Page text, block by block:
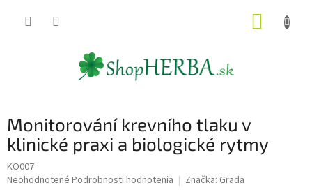
Monitorování krevního tlaku v
klinické praxi a biologické rytmy
KO007
Priemerné
Neohodnotené Podrobnosti hodnotenia Značka: Grada